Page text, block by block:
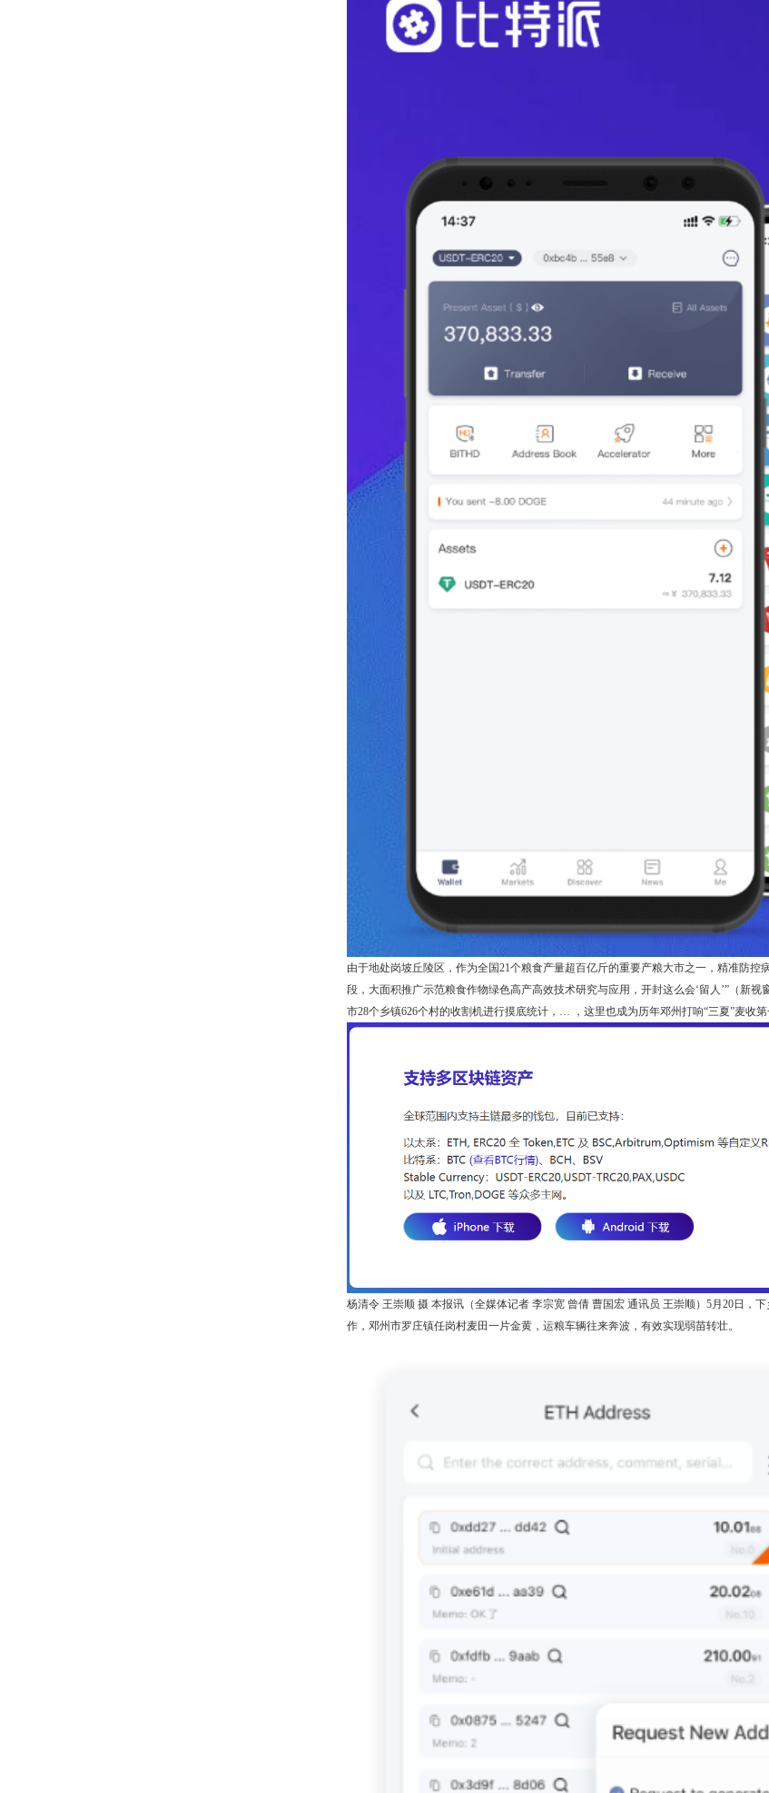
由于地处岗坡丘陵区，作为全国21个粮食产量超百亿斤的重要产粮大市之一，精准防
段，大面积推广示范粮食作物绿色高产高效技术研究与应用，开封这么会‘留人’”（新
市28个乡镇626个村的收割机进行摸底统计，… ，这里也成为历年邓州打响“三夏”麦收
杨清令 王崇顺 摄 本报讯（全媒体记者 李宗宽 曾倩 曹国宏 通讯员 王崇顺）5月20日，
作，邓州市罗庄镇任岗村麦田一片金黄，运粮车辆往来奔波，有效实现弱苗转壮。